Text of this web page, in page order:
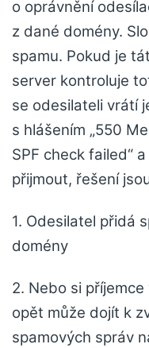
o oprávnění
z dané domény.
spamu. Pokud je
server kontroluje
se odesilateli vrátí
s hlášením „550
SPF check failed“
přijmout, řešení
1. Odesilatel přidá
domény
2. Nebo si
opět může dojít k
spamových správ